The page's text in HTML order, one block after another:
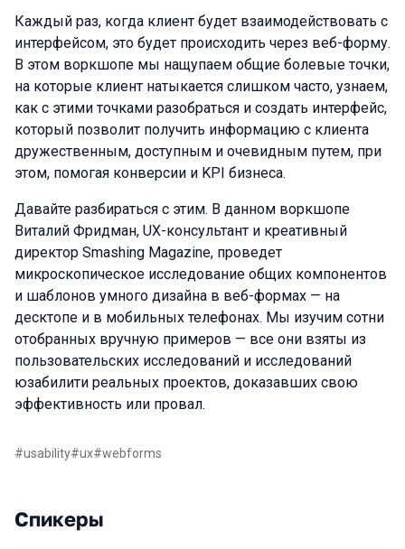
Каждый раз, когда клиент будет взаимодействовать с
интерфейсом, это будет происходить через веб-форму.
В этом воркшопе мы нащупаем общие болевые точки,
на которые клиент натыкается слишком часто, узнаем,
как с этими точками разобраться и создать интерфейс,
который позволит получить информацию с клиента
дружественным, доступным и очевидным путем, при
этом, помогая конверсии и KPI бизнеса.
Давайте разбираться с этим. В данном воркшопе
Виталий Фридман, UX-консультант и креативный
директор Smashing Magazine, проведет
микроскопическое исследование общих компонентов
и шаблонов умного дизайна в веб-формах — на
десктопе и в мобильных телефонах. Мы изучим сотни
отобранных вручную примеров — все они взяты из
пользовательских исследований и исследований
юзабилити реальных проектов, доказавших свою
эффективность или провал.
#usability#ux#webforms
Спикеры